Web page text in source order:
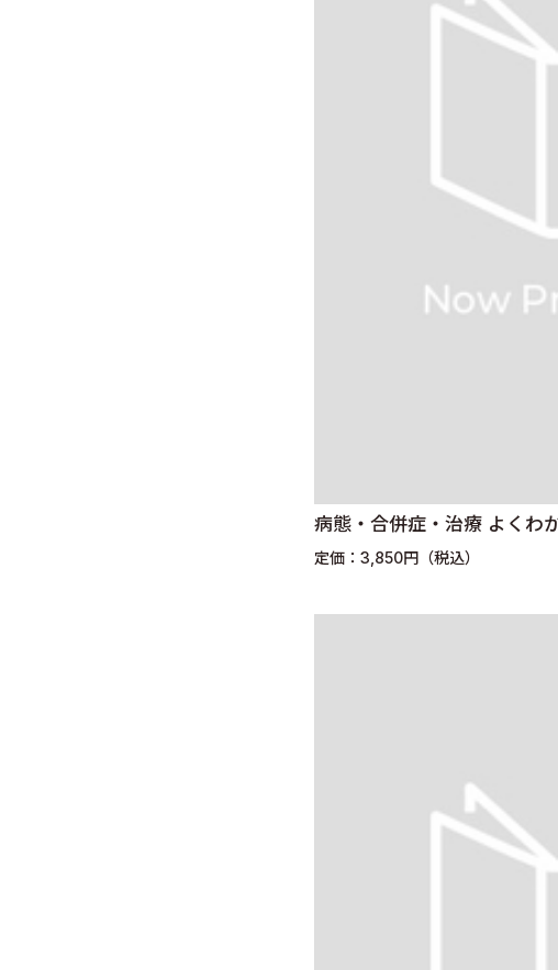
病態・合併症・治療 よくわ
定価：3,850円（税込）